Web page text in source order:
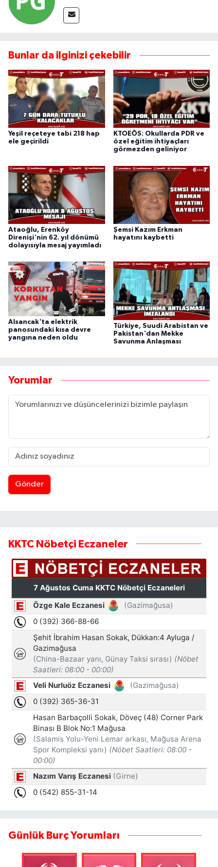
Bunlar da ilginizi çekebilir
Yeşil reçeteye tabi 218 hap
ele geçirildi
KTOEÖS: Okullarda PDR ve
özel eğitim ihtiyaçları
görmezden geliniyor
Ataoğlu, Erenköy
Direnişi'nin 62. yıl dönümü
dolayısıyla mesaj yayımladı
Şemsi Kazım Erkman
hayatını kaybetti
Alsancak'ta elektrik
panosundaki kısa devre
yangına neden oldu
Türkiye, Suudi Arabistan ve
Pakistan'dan Mekke
Savunma Anlaşması
Yorumlar
Gönder
KKTC Nöbetçi Eczaneler
Günlük Burç Yorumları